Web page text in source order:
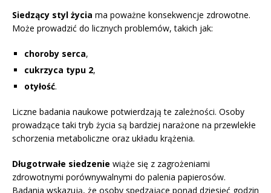
Siedzący styl życia ma poważne konsekwencje zdrowotne.
Może prowadzić do licznych problemów, takich jak:
choroby serca,
cukrzyca typu 2,
otyłość.
Liczne badania naukowe potwierdzają te zależności. Osoby
prowadzące taki tryb życia są bardziej narażone na przewlekłe
schorzenia metaboliczne oraz układu krążenia.
Długotrwałe siedzenie wiąże się z zagrożeniami
zdrowotnymi porównywalnymi do palenia papierosów.
Badania wskazują, że osoby spędzające ponad dziesięć godzin